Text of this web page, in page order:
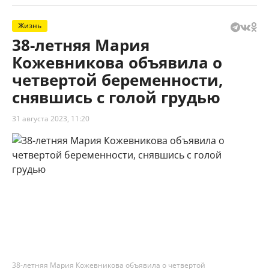
Жизнь
38-летняя Мария
Кожевникова объявила о
четвертой беременности,
снявшись с голой грудью
31 августа 2023, 11:20
38-летняя Мария Кожевникова объявила о четвертой